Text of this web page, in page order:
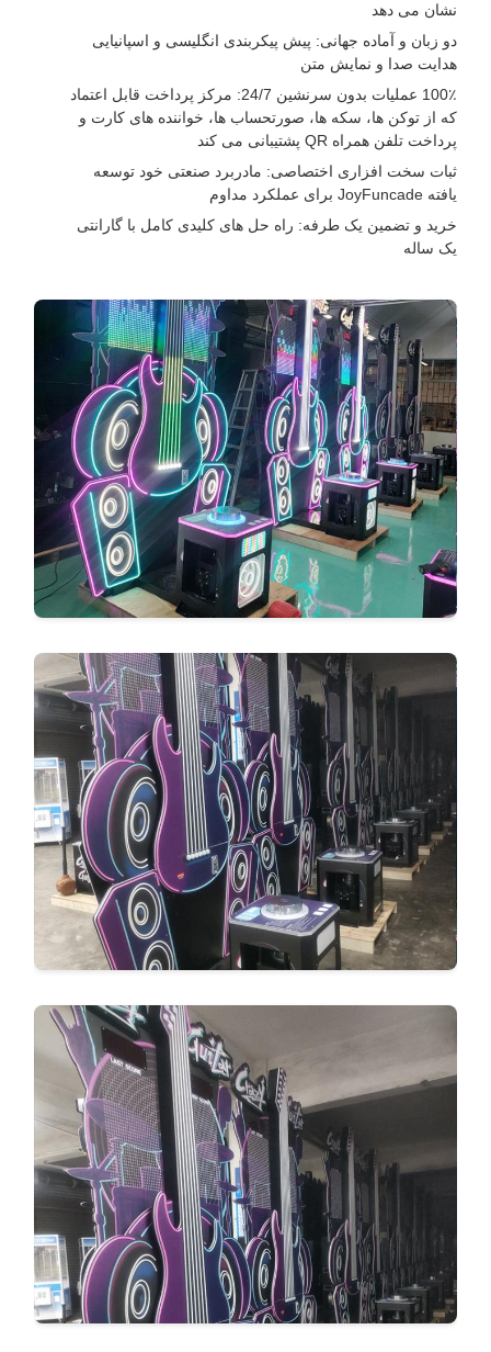
نشان می دهد
دو زبان و آماده جهانی: پیش پیکربندی انگلیسی و اسپانیایی
هدایت صدا و نمایش متن
100٪ عملیات بدون سرنشین 24/7: مرکز پرداخت قابل اعتماد
که از توکن ها، سکه ها، صورتحساب ها، خواننده های کارت و
پرداخت تلفن همراه QR پشتیبانی می کند
ثبات سخت افزاری اختصاصی: مادربرد صنعتی خود توسعه
یافته JoyFuncade برای عملکرد مداوم
خرید و تضمین یک طرفه: راه حل های کلیدی کامل با گارانتی
یک ساله